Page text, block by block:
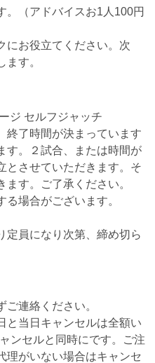
。（アドバイスお1人100円
にお役立てください。次
す。
ジ セルフジャッチ
終了時間が決まっています
す。２試合、または時間が
とさせていただきます。そ
す。ご了承ください。
場合がございます。
定員になり次第、締め切ら
連絡ください。
と当日キャンセルは全額い
ンセルと同時にです。ご注
理がいない場合はキャンセ